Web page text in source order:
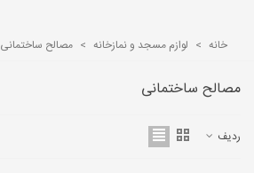
خانه > لوازم مسجد و نمازخانه > مصالح ساختمانی
مصالح ساختمانی
ردیف